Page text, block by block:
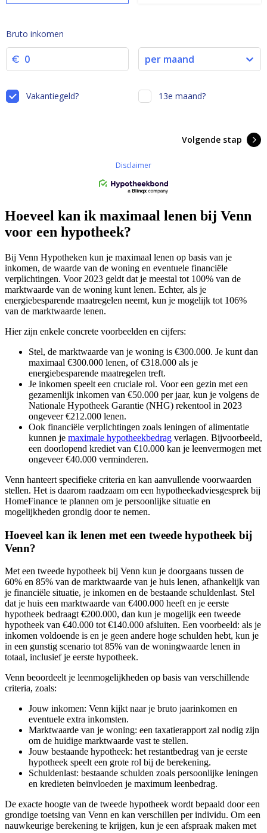
Hoeveel kan ik maximaal lenen bij Venn
voor een hypotheek?
Bij Venn Hypotheken kun je maximaal lenen op basis van je
inkomen, de waarde van de woning en eventuele financiële
verplichtingen. Voor 2023 geldt dat je meestal tot 100% van de
marktwaarde van de woning kunt lenen. Echter, als je
energiebesparende maatregelen neemt, kun je mogelijk tot 106%
van de marktwaarde lenen.
Hier zijn enkele concrete voorbeelden en cijfers:
Stel, de marktwaarde van je woning is €300.000. Je kunt dan
maximaal €300.000 lenen, of €318.000 als je
energiebesparende maatregelen treft.
Je inkomen speelt een cruciale rol. Voor een gezin met een
gezamenlijk inkomen van €50.000 per jaar, kun je volgens de
Nationale Hypotheek Garantie (NHG) rekentool in 2023
ongeveer €212.000 lenen.
Ook financiële verplichtingen zoals leningen of alimentatie
kunnen je maximale hypotheekbedrag verlagen. Bijvoorbeeld,
een doorlopend krediet van €10.000 kan je leenvermogen met
ongeveer €40.000 verminderen.
Venn hanteert specifieke criteria en kan aanvullende voorwaarden
stellen. Het is daarom raadzaam om een hypotheekadviesgesprek bij
HomeFinance te plannen om je persoonlijke situatie en
mogelijkheden grondig door te nemen.
Hoeveel kan ik lenen met een tweede hypotheek bij
Venn?
Met een tweede hypotheek bij Venn kun je doorgaans tussen de
60% en 85% van de marktwaarde van je huis lenen, afhankelijk van
je financiële situatie, je inkomen en de bestaande schuldenlast. Stel
dat je huis een marktwaarde van €400.000 heeft en je eerste
hypotheek bedraagt €200.000, dan kun je mogelijk een tweede
hypotheek van €40.000 tot €140.000 afsluiten. Een voorbeeld: als je
inkomen voldoende is en je geen andere hoge schulden hebt, kun je
in een gunstig scenario tot 85% van de woningwaarde lenen in
totaal, inclusief je eerste hypotheek.
Venn beoordeelt je leenmogelijkheden op basis van verschillende
criteria, zoals:
Jouw inkomen: Venn kijkt naar je bruto jaarinkomen en
eventuele extra inkomsten.
Marktwaarde van je woning: een taxatierapport zal nodig zijn
om de huidige marktwaarde vast te stellen.
Jouw bestaande hypotheek: het restantbedrag van je eerste
hypotheek speelt een grote rol bij de berekening.
Schuldenlast: bestaande schulden zoals persoonlijke leningen
en kredieten beïnvloeden je maximum leenbedrag.
De exacte hoogte van de tweede hypotheek wordt bepaald door een
grondige toetsing van Venn en kan verschillen per individu. Om een
nauwkeurige berekening te krijgen, kun je een afspraak maken met